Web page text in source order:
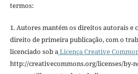
termos:
1. Autores mantém os direitos autorais e
direito de primeira publicação, com o
licenciado sob aLicença Creative
http://creativecommons.org/licenses/by-